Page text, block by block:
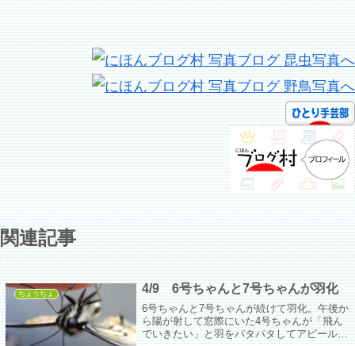
関連記事
ちょうちょ 4/9 6号ちゃんと7号ちゃんが羽化
6号ちゃんと7号ちゃんが続けて羽化。午後か
ら陽が射して窓際にいた4号ちゃんが「飛ん
でいきたい」と羽をパタパタしてアピール。